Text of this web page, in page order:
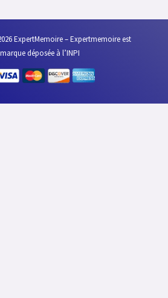
ExpertMemoire – Expertmemoire est
déposée à l’INPI